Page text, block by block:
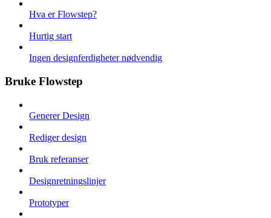
Hva er Flowstep?
Hurtig start
Ingen designferdigheter nødvendig
Bruke Flowstep
Generer Design
Rediger design
Bruk referanser
Designretningslinjer
Prototyper